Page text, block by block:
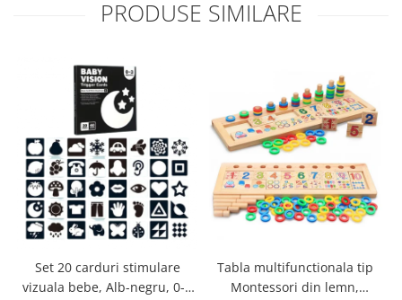
PRODUSE SIMILARE
Set 20 carduri stimulare
vizuala bebe, Alb-negru, 0-3
Tabla multifunctionala tip
Montessori din lemn,